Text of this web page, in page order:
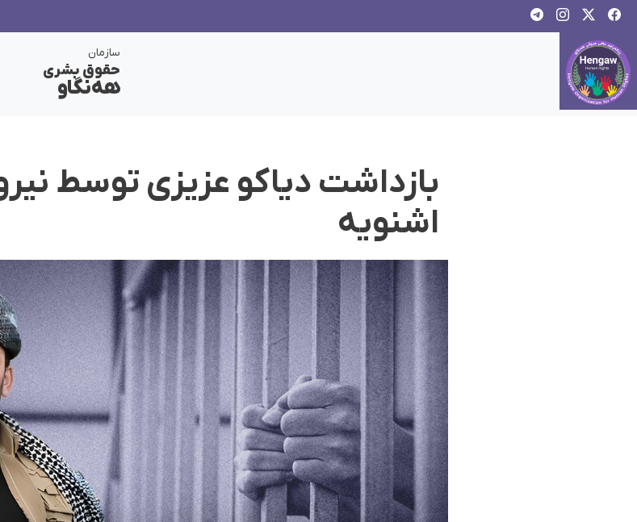
سازمان
حقوق بشری
هەنگاو
بازداشت دیاکو عزیزی توسط
اشنویه